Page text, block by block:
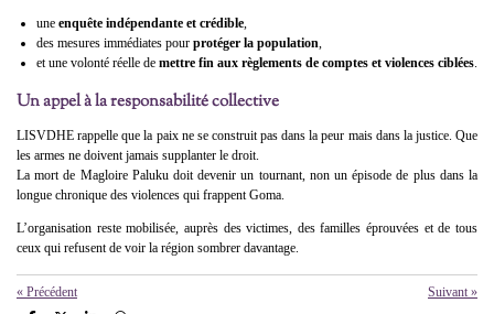
une enquête indépendante et crédible,
des mesures immédiates pour protéger la population,
et une volonté réelle de mettre fin aux règlements de comptes et violences ciblées.
Un appel à la responsabilité collective
LISVDHE rappelle que la paix ne se construit pas dans la peur mais dans la justice. Que
les armes ne doivent jamais supplanter le droit.
La mort de Magloire Paluku doit devenir un tournant, non un épisode de plus dans la
longue chronique des violences qui frappent Goma.
L’organisation reste mobilisée, auprès des victimes, des familles éprouvées et de tous
ceux qui refusent de voir la région sombrer davantage.
« Précédent Suivant »